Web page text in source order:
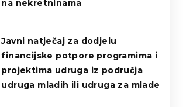
na nekretninama
Javni natječaj za dodjelu
financijske potpore programima i
projektima udruga iz područja
udruga mladih ili udruga za mlade